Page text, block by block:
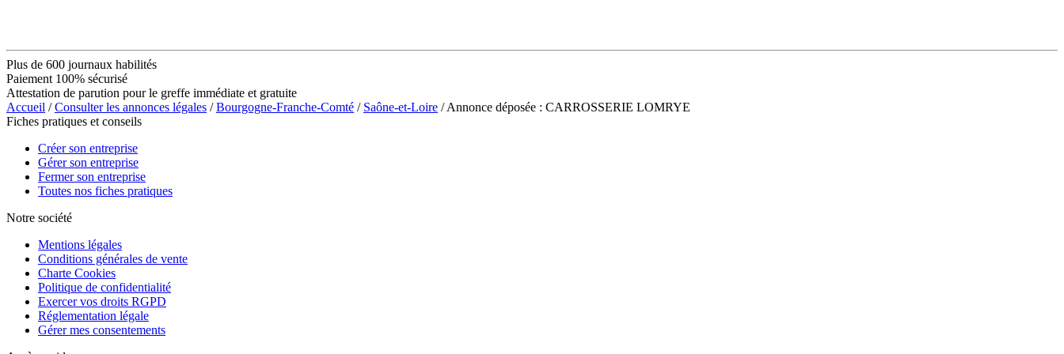
Plus de 600 journaux habilités
Paiement 100% sécurisé
Attestation de parution pour le greffe immédiate et gratuite
Accueil /Consulter les annonces légales /Bourgogne-Franche-Comté / Saône-et-Loire / Annonce déposée : CARROSSERIE LOMRYE
Fiches pratiques et conseils
Créer son entreprise
Gérer son entreprise
Fermer son entreprise
Toutes nos fiches pratiques
Notre société
Mentions légales
Conditions générales de vente
Charte Cookies
Politique de confidentialité
Exercer vos droits RGPD
Réglementation légale
Gérer mes consentements